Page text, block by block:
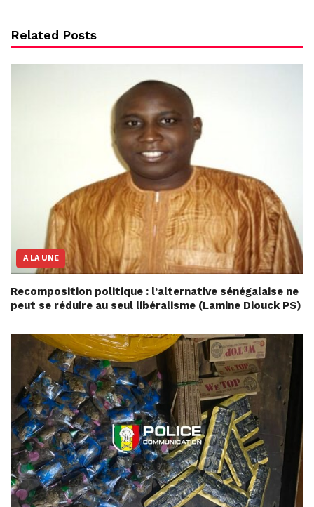
Related Posts
A LA UNE
Recomposition politique : l’alternative sénégalaise ne
peut se réduire au seul libéralisme (Lamine Diouck PS)